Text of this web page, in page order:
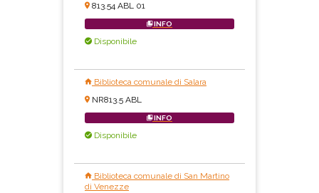
813.54 ABL 01
INFO
Disponibile
Biblioteca comunale di Salara
NR813.5 ABL
INFO
Disponibile
Biblioteca comunale di San Martino
di Venezze